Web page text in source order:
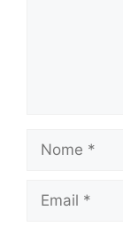
Nome
Email